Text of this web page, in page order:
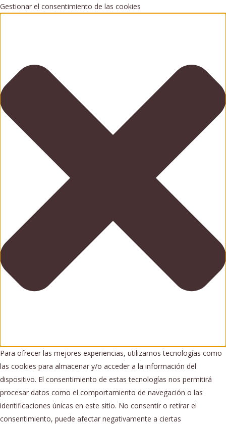
Gestionar el consentimiento de las cookies
Para ofrecer las mejores experiencias, utilizamos tecnologías como
las cookies para almacenar y/o acceder a la información del
dispositivo. El consentimiento de estas tecnologías nos permitirá
procesar datos como el comportamiento de navegación o las
identificaciones únicas en este sitio. No consentir o retirar el
consentimiento, puede afectar negativamente a ciertas